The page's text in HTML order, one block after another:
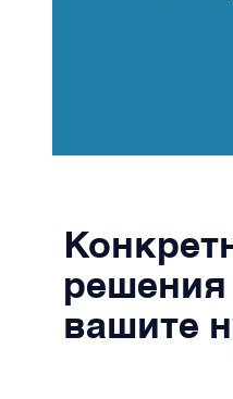
решения
вашите